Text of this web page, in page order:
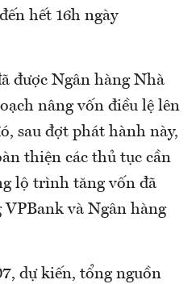
hết 16h ngày
được Ngân hàng Nhà
nâng vốn điều lệ lên
sau đợt phát hành này,
thiện các thủ tục cần
lộ trình tăng vốn đã
và Ngân hàng
dự kiến, tổng nguồn